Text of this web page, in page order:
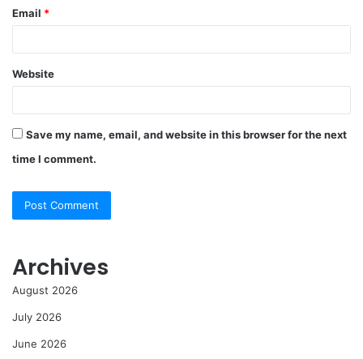
Email *
Website
Save my name, email, and website in this browser for the next
time I comment.
Archives
August 2026
July 2026
June 2026